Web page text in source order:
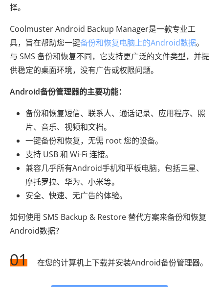
择。
Coolmuster Android Backup Manager是一款专业工
具，旨在帮助您一键备份和恢复电脑上的Android数据。
与 SMS 备份和恢复不同，它支持更广泛的文件类型，并提
供稳定的桌面环境，没有广告或权限问题。
Android备份管理器的主要功能：
备份和恢复短信、联系人、通话记录、应用程序、照
片、音乐、视频和文档。
一键备份和恢复，无需 root 您的设备。
支持 USB 和 Wi-Fi 连接。
兼容几乎所有Android手机和平板电脑，包括三星、
摩托罗拉、华为、小米等。
安全、快速、无广告的体验。
如何使用 SMS Backup & Restore 替代方案来备份和恢复
Android数据？
01 在您的计算机上下载并安装Android备份管理器。